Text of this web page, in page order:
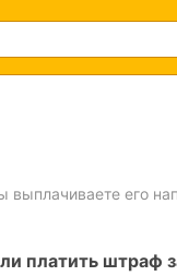
его
платить штраф